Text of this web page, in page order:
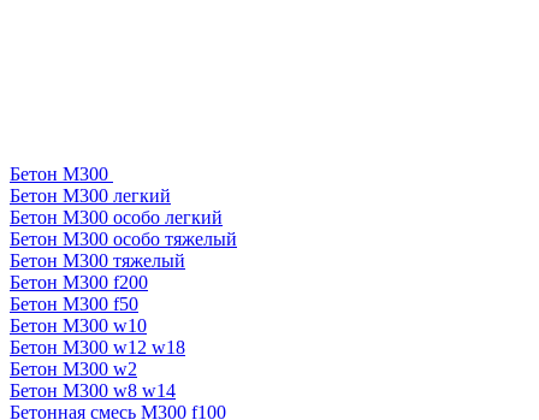
Бетон М300
Бетон М300 легкий
Бетон М300 особо легкий
Бетон М300 особо тяжелый
Бетон М300 тяжелый
Бетон М300 f200
Бетон М300 f50
Бетон М300 w10
Бетон М300 w12 w18
Бетон М300 w2
Бетон М300 w8 w14
Бетонная смесь М300 f100